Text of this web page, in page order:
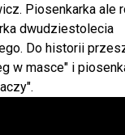
Piosenkarka ale
dwudziestolecia
Do historii
w masce" i